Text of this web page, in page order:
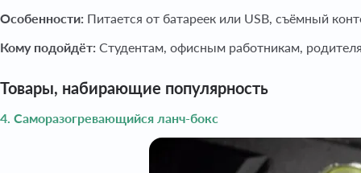
Особенности: Питается от батареек или USB, съёмный
Кому подойдёт: Студентам, офисным работникам,
Товары, набирающие популярность
4. Саморазогревающийся ланч-бокс